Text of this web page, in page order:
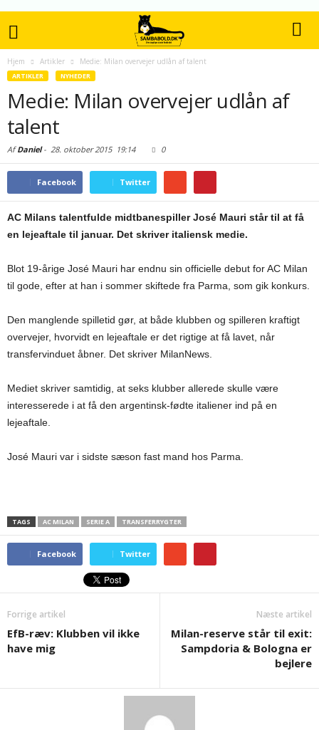
Hjem Artikler Medie: Milan overvejer udlån af talent
ARTIKLER NYHEDER
Medie: Milan overvejer udlån af
talent
AfDaniel- 28. oktober 201519:14 0
Facebook Twitter
AC Milans talentfulde midtbanespiller José Mauri står til at få
en lejeaftale til januar. Det skriver italiensk medie.
Blot 19-årige José Mauri har endnu sin officielle debut for AC Milan
til gode, efter at han i sommer skiftede fra Parma, som gik konkurs.
Den manglende spilletid gør, at både klubben og spilleren kraftigt
overvejer, hvorvidt en lejeaftale er det rigtige at få lavet, når
transfervinduet åbner. Det skriver MilanNews.
Mediet skriver samtidig, at seks klubber allerede skulle være
interesserede i at få den argentinsk-fødte italiener ind på en
lejeaftale.
José Mauri var i sidste sæson fast mand hos Parma.
TAGS AC MILAN SERIE A TRANSFERRYGTER
Facebook Twitter
Forrige artikel
EfB-ræv: Klubben vil ikke
have mig
Næste artikel
Milan-reserve står til exit:
Sampdoria & Bologna er
bejlere